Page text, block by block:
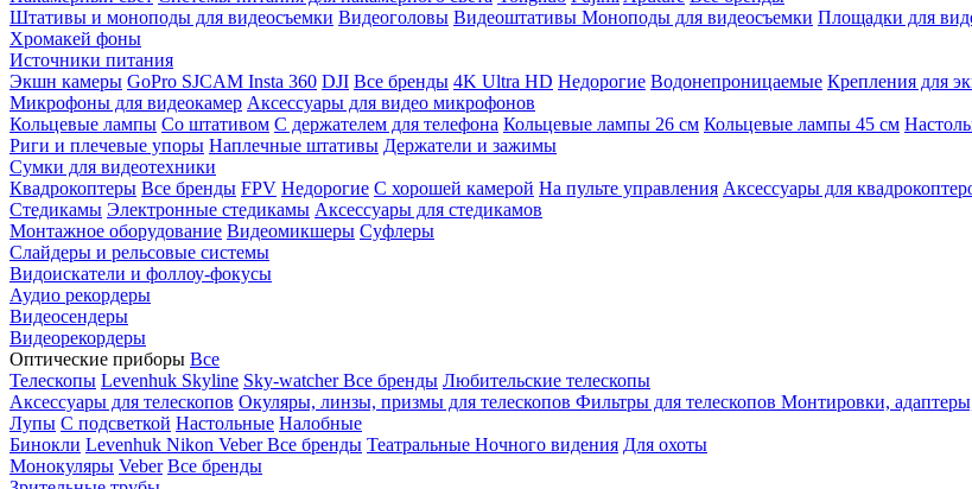
Штативы и моноподы для видеосъемки Видеоголовы Видеоштативы Моноподы для видеосъемки Площадки для
Хромакей фоны
Источники питания
Экшн камеры GoPro SJCAM Insta 360 DJI Все бренды 4K Ultra HD Недорогие Водонепроницаемые Крепления для
Микрофоны для видеокамер Аксессуары для видео микрофонов
Кольцевые лампы Со штативом C держателем для телефона Кольцевые лампы 26 см Кольцевые лампы 45 см
Риги и плечевые упоры Наплечные штативы Держатели и зажимы
Сумки для видеотехники
Квадрокоптеры Все бренды FPV Недорогие С хорошей камерой На пульте управления Аксессуары для
Стедикамы Электронные стедикамы Аксессуары для стедикамов
Монтажное оборудование Видеомикшеры Суфлеры
Слайдеры и рельсовые системы
Видоискатели и фоллоу-фокусы
Аудио рекордеры
Видеосендеры
Видеорекордеры
Оптические приборы Все
Телескопы Levenhuk Skyline Sky-watcherВсе бренды Любительские телескопы
Аксессуары для телескопов Окуляры, линзы, призмы для телескопов Фильтры для телескопов Монтировки,
Лупы С подсветкой Настольные Налобные
Бинокли Levenhuk Nikon VeberВсе бренды Театральные Ночного видения Для охоты
Монокуляры Veber Все бренды